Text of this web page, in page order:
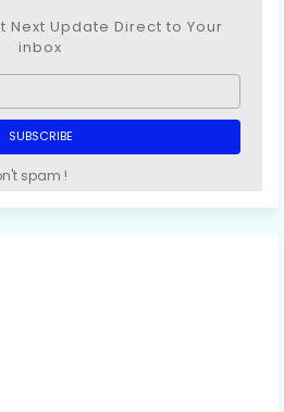
Next Update Direct to Your
inbox
spam !